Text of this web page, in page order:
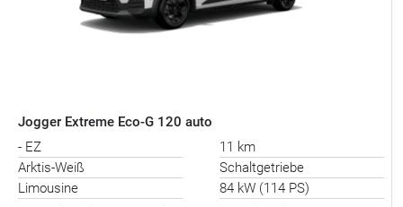
Jogger Extreme Eco-G 120 auto
- EZ
11 km
Arktis-Weiß
Schaltgetriebe
Limousine
84 kW (114 PS)